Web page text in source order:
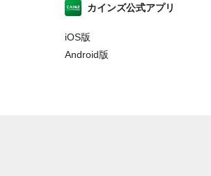
カインズ公式アプリ
iOS版
Android版